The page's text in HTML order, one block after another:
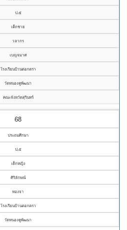
ป.๕
เด็กชาย
วลากร
เบญจมาศ
โรงเรียนบ้านตอกตรา
วัดหนองคูพัฒนา
คณะจังหวัดสุรินทร์
68
ประถมศึกษา
ป.๕
เด็กหญิง
ศิริลักษณ์
ทองจา
โรงเรียนบ้านตอกตรา
วัดหนองคูพัฒนา